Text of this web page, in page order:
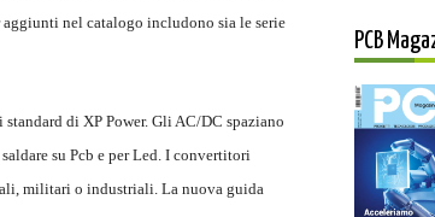
nel catalogo includono sia le serie
di XP Power. Gli AC/DC spaziano
su Pcb e per Led. I convertitori
militari o industriali. La nuova guida
PCB